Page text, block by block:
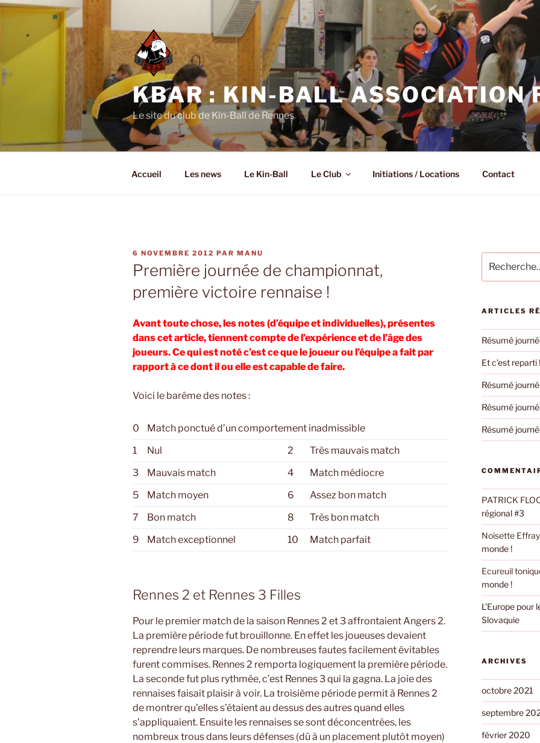
Aller
contenu
principal
KBAR : KIN-BALL ASSOCIATION
Le site du club de Kin-Ball de Rennes
Accueil Les news Le Kin-Ball Le Club Initiations / Locations Contact
PUBLIÉ
LE
6 NOVEMBRE 2012 PAR MANU
Première journée de championnat,
première victoire rennaise !
Avant toute chose, les notes (d’équipe et individuelles), présentes
dans cet article, tiennent compte de l’expérience et de l’âge des
joueurs. Ce qui est noté c’est ce que le joueur ou l’équipe a fait par
rapport à ce dont il ou elle est capable de faire.
Voici le barême des notes :
0
Match ponctué d’un comportement inadmissible
1
Nul 2
Très mauvais match
3
Mauvais match 4
Match médiocre
5
Match moyen 6
Assez bon match
7
Bon match 8
Très bon match
9
Match exceptionnel 10 Match parfait
Rennes 2 et Rennes 3 Filles
Pour le premier match de la saison Rennes 2 et 3 affrontaient Angers 2.
La première période fut brouillonne. En effet les joueuses devaient
reprendre leurs marques. De nombreuses fautes facilement évitables
furent commises. Rennes 2 remporta logiquement la première période.
La seconde fut plus rythmée, c’est Rennes 3 qui la gagna. La joie des
rennaises faisait plaisir à voir. La troisième période permit à Rennes 2
de montrer qu’elles s’étaient au dessus des autres quand elles
s’appliquaient. Ensuite les rennaises se sont déconcentrées, les
nombreux trous dans leurs défenses (dû à un placement plutôt moyen)
pour
:
ARTICLES
Résumé
Et c’est reparti !
Résumé
Résumé
Résumé
PATRICK
régional #3
Noisette
monde !
Ecureuil
monde !
L’Europe pour
Slovaquie
ARCHIVES
octobre 2021
septembre
février 2020